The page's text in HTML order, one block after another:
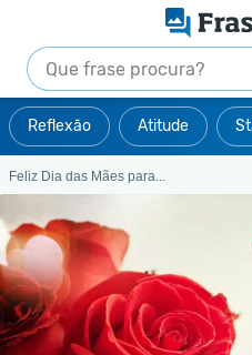
Reflexão Atitude
Feliz Dia das Mães para...